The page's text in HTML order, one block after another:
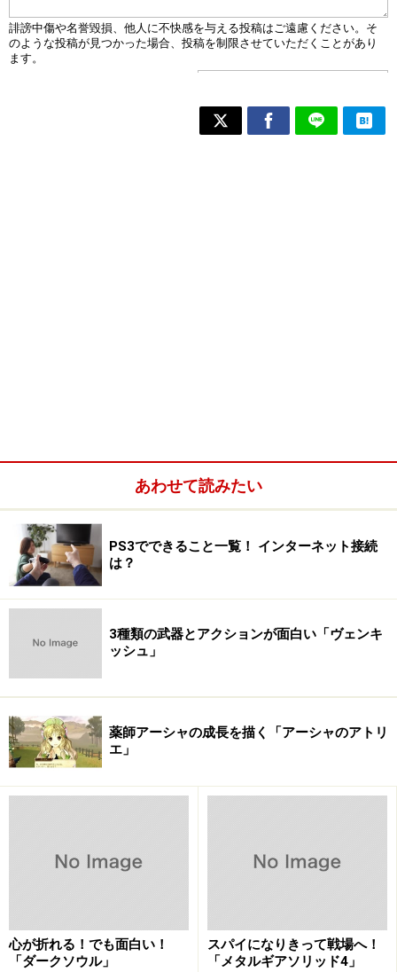
あわせて読みたい
PS3でできること一覧！ インターネット接続
は？
3種類の武器とアクションが面白い「ヴェンキ
ッシュ」
薬師アーシャの成長を描く「アーシャのアトリ
エ」
心が折れる！でも面白い！
「ダークソウル」
スパイになりきって戦場へ！
「メタルギアソリッド4」